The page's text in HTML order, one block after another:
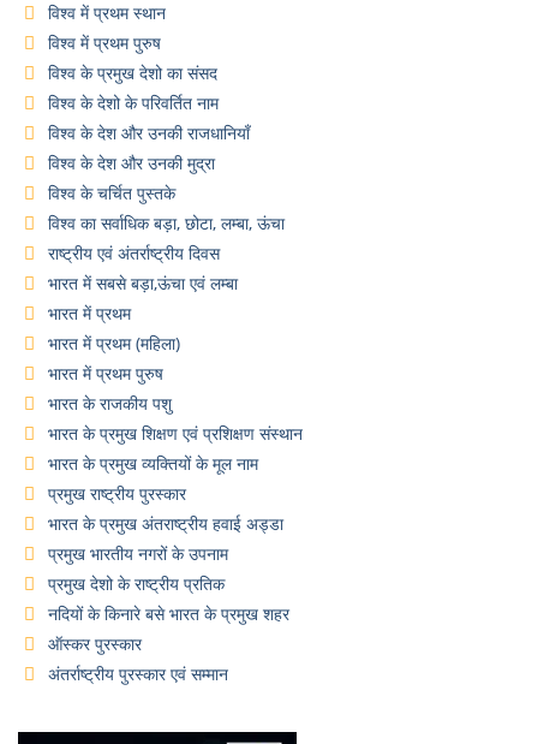
विश्व में प्रथम स्थान
विश्व में प्रथम पुरुष
विश्व के प्रमुख देशो का संसद
विश्व के देशो के परिवर्तित नाम
विश्व के देश और उनकी राजधानियाँ
विश्व के देश और उनकी मुद्रा
विश्व के चर्चित पुस्तके
विश्व का सर्वाधिक बड़ा, छोटा, लम्बा, ऊंचा
राष्ट्रीय एवं अंतर्राष्ट्रीय दिवस
भारत में सबसे बड़ा,ऊंचा एवं लम्बा
भारत में प्रथम
भारत में प्रथम (महिला)
भारत में प्रथम पुरुष
भारत के राजकीय पशु
भारत के प्रमुख शिक्षण एवं प्रशिक्षण संस्थान
भारत के प्रमुख व्यक्तियों के मूल नाम
प्रमुख राष्ट्रीय पुरस्कार
भारत के प्रमुख अंतराष्ट्रीय हवाई अड्डा
प्रमुख भारतीय नगरों के उपनाम
प्रमुख देशो के राष्ट्रीय प्रतिक
नदियों के किनारे बसे भारत के प्रमुख शहर
ऑस्कर पुरस्कार
अंतर्राष्ट्रीय पुरस्कार एवं सम्मान